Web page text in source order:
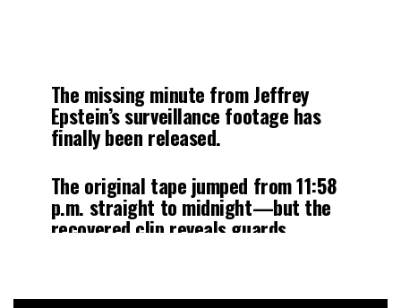
The missing minute from Jeffrey
Epstein’s surveillance footage has
finally been released.
The original tape jumped from 11:58
p.m. straight to midnight—but the
recovered clip reveals guards
midnight.